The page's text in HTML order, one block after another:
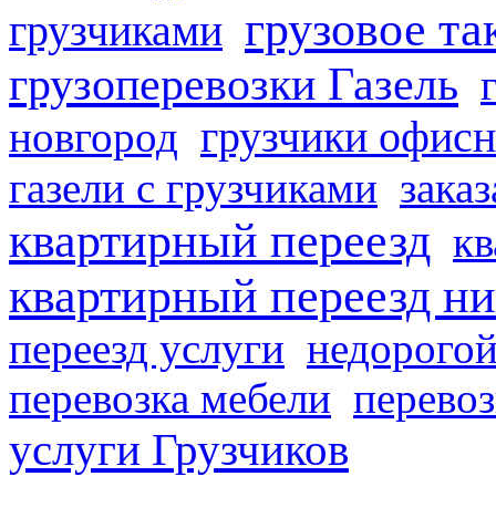
грузчиками грузовое
грузоперевозки Газель
новгород грузчики
газели с грузчиками
квартирный переезд
квартирный переезд
переезд услуги
перевозка мебели
услуги Грузчиков